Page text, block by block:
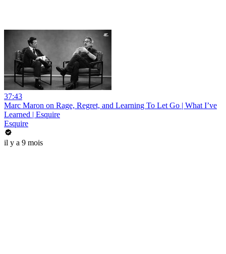
37:43
Marc Maron on Rage, Regret, and Learning To Let Go | What I’ve
Learned | Esquire
Esquire
il y a 9 mois